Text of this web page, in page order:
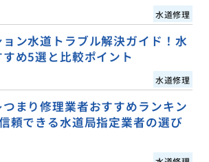
水道修理
ン水道トラブル解決ガイド！水
め5選と比較ポイント
水道修理
まり修理業者おすすめランキン
頼できる水道局指定業者の選び